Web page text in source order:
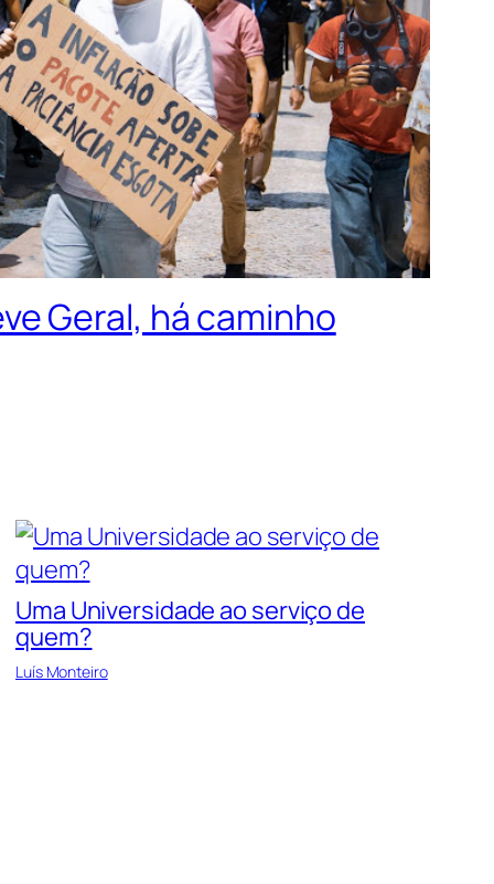
Geral, há caminho
Uma Universidade ao serviço de
quem?
Luís Monteiro